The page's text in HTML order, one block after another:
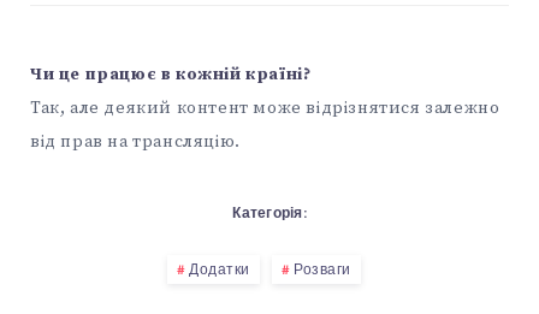
Чи це працює в кожній країні?
Так, але деякий контент може відрізнятися залежно
від прав на трансляцію.
Категорія:
Додатки Розваги